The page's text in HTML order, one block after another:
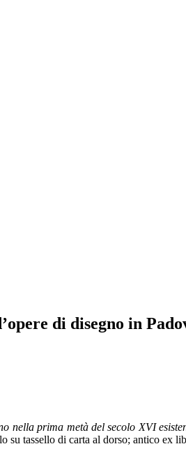
di disegno in
nella prima metà del secolo XVI
su tassello di carta al dorso; antico ex